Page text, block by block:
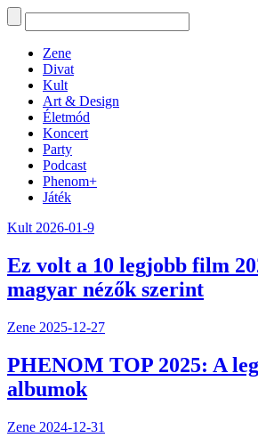
Zene
Divat
Kult
Art & Design
Életmód
Koncert
Party
Podcast
Phenom+
Játék
Kult 2026-01-9
Ez volt a 10 legjobb film
magyar nézők szerint
Zene 2025-12-27
PHENOM TOP 2025: A
albumok
Zene 2024-12-31